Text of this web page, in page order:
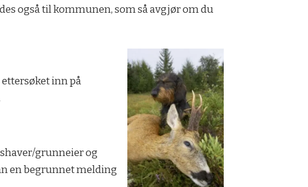
også til kommunen, som så avgjør om du
inn på
grunneier og
en begrunnet melding